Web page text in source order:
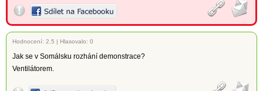
Hodnocení: 2.5 | Hlasovalo: 0
Jak se v Somálsku rozhání demonstrace?
Ventilátorem.